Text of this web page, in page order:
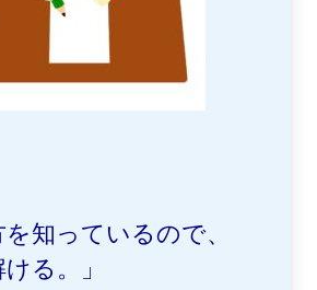
を知っているので、
る。」